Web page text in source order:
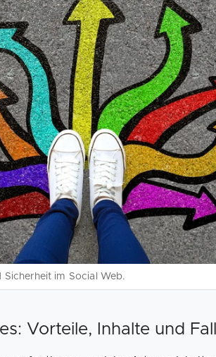
Sicherheit im Social Web.
Vorteile, Inhalte und